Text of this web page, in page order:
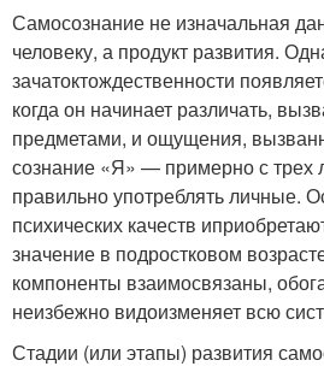
Самосознание не изначальная
человеку, а продукт развития.
зачатоктождественности
когда он начинает различать,
предметами, и ощущения,
сознание «Я» — примерно с трех
правильно употреблять личные.
психических качеств
значение в подростковом
компоненты взаимосвязаны,
неизбежно видоизменяет всю
Стадии (или этапы) развития